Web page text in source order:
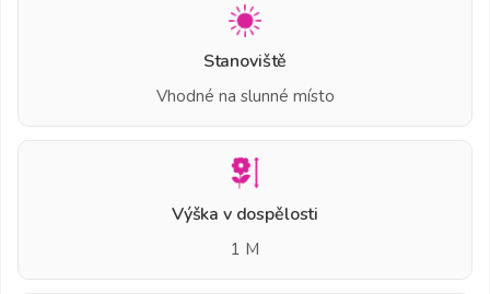
Stanoviště
Vhodné na slunné místo
Výška v dospělosti
1 M